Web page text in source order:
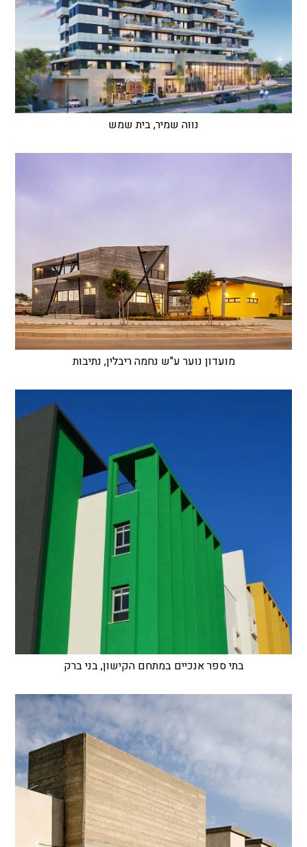
נווה שמיר, בית שמש
מועדון נוער ע"ש נחמה ריבלין, נתיבות
בתי ספר אנכיים במתחם הקישון, בני ברק